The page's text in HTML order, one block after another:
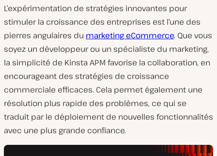
L’expérimentation de stratégies innovantes pour
stimuler la croissance des entreprises est l’une des
pierres angulaires du marketing eCommerce. Que vous
soyez un développeur ou un spécialiste du marketing,
la simplicité de Kinsta APM favorise la collaboration, en
encourageant des stratégies de croissance
commerciale efficaces. Cela permet également une
résolution plus rapide des problèmes, ce qui se
traduit par le déploiement de nouvelles fonctionnalités
avec une plus grande confiance.